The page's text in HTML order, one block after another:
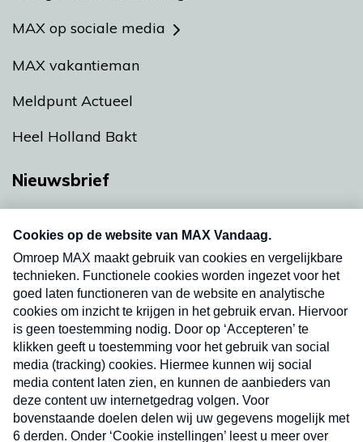
MAX op sociale media
MAX vakantieman
Meldpunt Actueel
Heel Holland Bakt
Nieuwsbrief
nieuwsbrief. Elke vrijdag- en dinsdagochtend in
uw mailbox.
Verzend